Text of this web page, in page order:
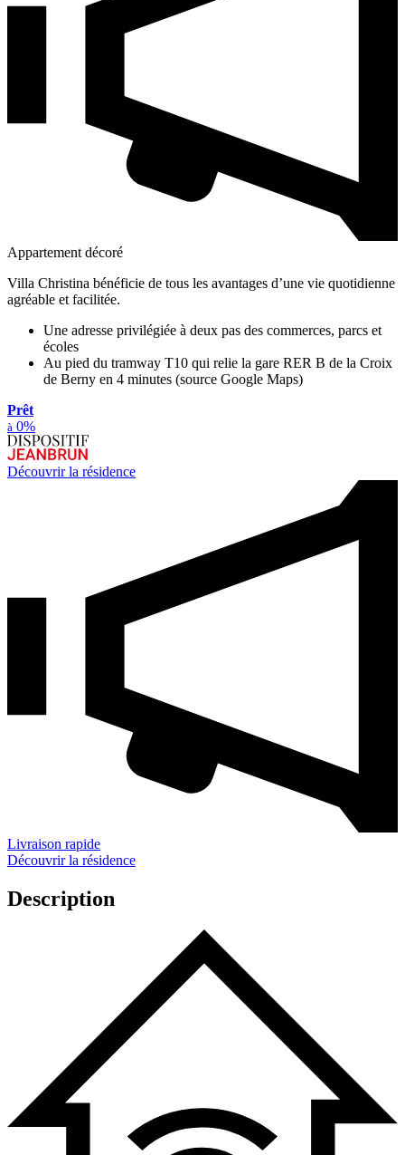
Appartement décoré
Villa Christina bénéficie de tous les avantages d’une vie quotidienne
agréable et facilitée.
Une adresse privilégiée à deux pas des commerces, parcs et
écoles
Au pied du tramway T10 qui relie la gare RER B de la Croix
de Berny en 4 minutes (source Google Maps)
Prêt
à 0%
Découvrir la résidence
Livraison rapide
Découvrir la résidence
Description